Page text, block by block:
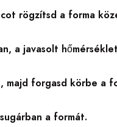
rögzítsd a forma
a javasolt
forgasd körbe a
a formát.